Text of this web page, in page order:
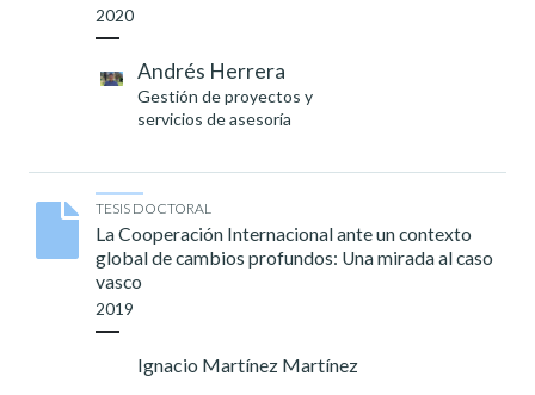
2020
Andrés Herrera
Gestión de proyectos y
servicios de asesoría
TESIS DOCTORAL
La Cooperación Internacional ante un contexto
global de cambios profundos: Una mirada al caso
vasco
2019
Ignacio Martínez Martínez